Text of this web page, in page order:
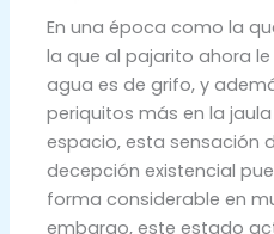
En una época como la
la que al pajarito ahora
agua es de grifo, y
periquitos más en la
espacio, esta sensación
decepción existencial
forma considerable en
embargo, este estado